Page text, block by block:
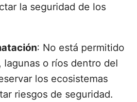
la seguridad de los
: No está permitido
lagunas o ríos dentro del
los ecosistemas
riesgos de seguridad.